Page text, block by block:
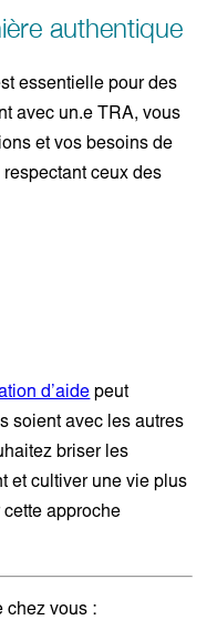
authentique
essentielle pour des
avec un.e TRA, vous
et vos besoins de
ceux des
d’aide peut
soient avec les autres
briser les
et cultiver une vie plus
cette approche
chez vous :